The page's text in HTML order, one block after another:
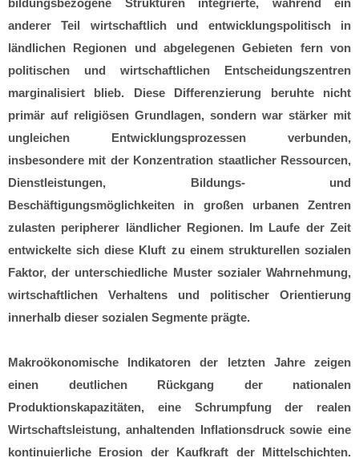
anderer Teil wirtschaftlich und entwicklungspolitisch in
ländlichen Regionen und abgelegenen Gebieten fern von
politischen und wirtschaftlichen Entscheidungszentren
marginalisiert blieb. Diese Differenzierung beruhte nicht
primär auf religiösen Grundlagen, sondern war stärker mit
ungleichen Entwicklungsprozessen verbunden,
insbesondere mit der Konzentration staatlicher Ressourcen,
Dienstleistungen, Bildungs- und
Beschäftigungsmöglichkeiten in großen urbanen Zentren
zulasten peripherer ländlicher Regionen. Im Laufe der Zeit
entwickelte sich diese Kluft zu einem strukturellen sozialen
Faktor, der unterschiedliche Muster sozialer Wahrnehmung,
wirtschaftlichen Verhaltens und politischer Orientierung
innerhalb dieser sozialen Segmente prägte.
Makroökonomische Indikatoren der letzten Jahre zeigen
einen deutlichen Rückgang der nationalen
Produktionskapazitäten, eine Schrumpfung der realen
Wirtschaftsleistung, anhaltenden Inflationsdruck sowie eine
kontinuierliche Erosion der Kaufkraft der Mittelschichten.